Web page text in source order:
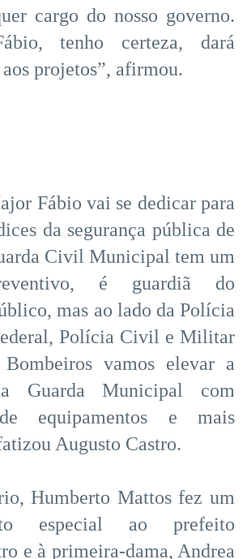
cargo do nosso governo.
tenho certeza, dará
projetos”, afirmou.
Fábio vai se dedicar para
da segurança pública de
Civil Municipal tem um
é guardiã do
mas ao lado da Polícia
Polícia Civil e Militar
vamos elevar a
Guarda Municipal com
equipamentos e mais
Augusto Castro.
Humberto Mattos fez um
especial ao prefeito
e à primeira-dama, Andrea